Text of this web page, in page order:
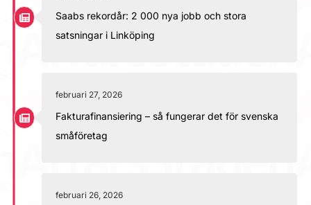
Saabs rekordår: 2 000 nya jobb och stora
satsningar i Linköping
februari 27, 2026
Fakturafinansiering – så fungerar det för svenska
småföretag
februari 26, 2026